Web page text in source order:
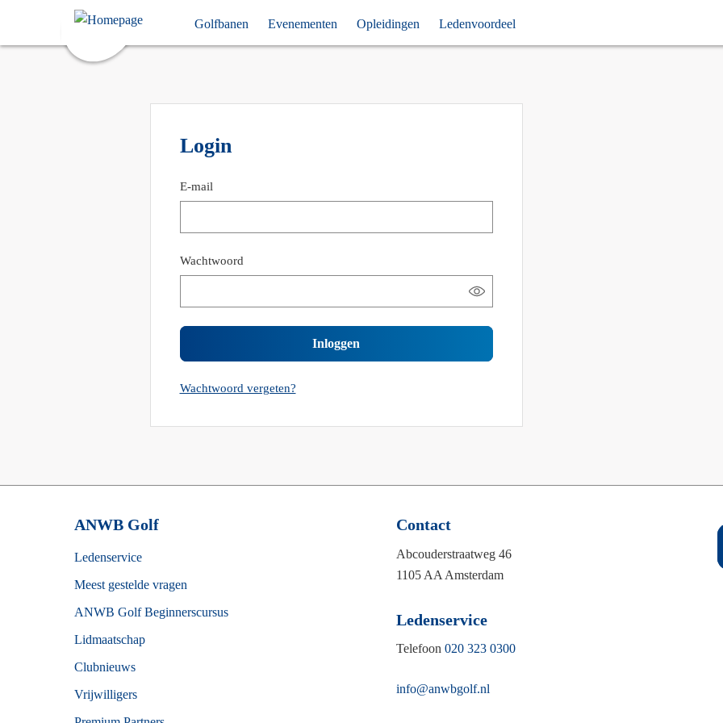
Hoofdnavigatie
Golfbanen
Evenementen Opleidingen
Ledenvoordeel
Login
E-mail
Wachtwoord
verborgen.
Wachtwoord
Toon
Inloggen
Wachtwoord vergeten?
Footer
ANWB Golf
Ledenservice
Meest gestelde vragen
ANWB Golf Beginnerscursus
Lidmaatschap
Clubnieuws
Vrijwilligers
Contact
Abcouderstraatweg 46
1105 AA Amsterdam
Ledenservice
Telefoon 020 323 0300
info@anwbgolf.nl